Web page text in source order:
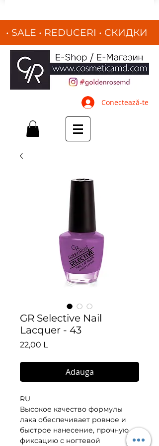
• SALE • REDUCERI • СКИДКИ
•
Conectează-te
GR Selective Nail
Lacquer - 43
22,00 L
Adauga
RU
Высокое качество формулы
лака обеспечивает ровное и
быстрое нанесение, прочную
фиксацию с ногтевой